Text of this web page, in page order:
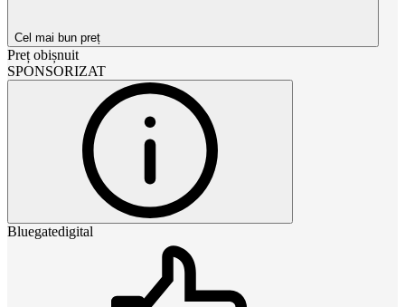
Cel mai bun preț
Preț obișnuit
SPONSORIZAT
Bluegatedigital